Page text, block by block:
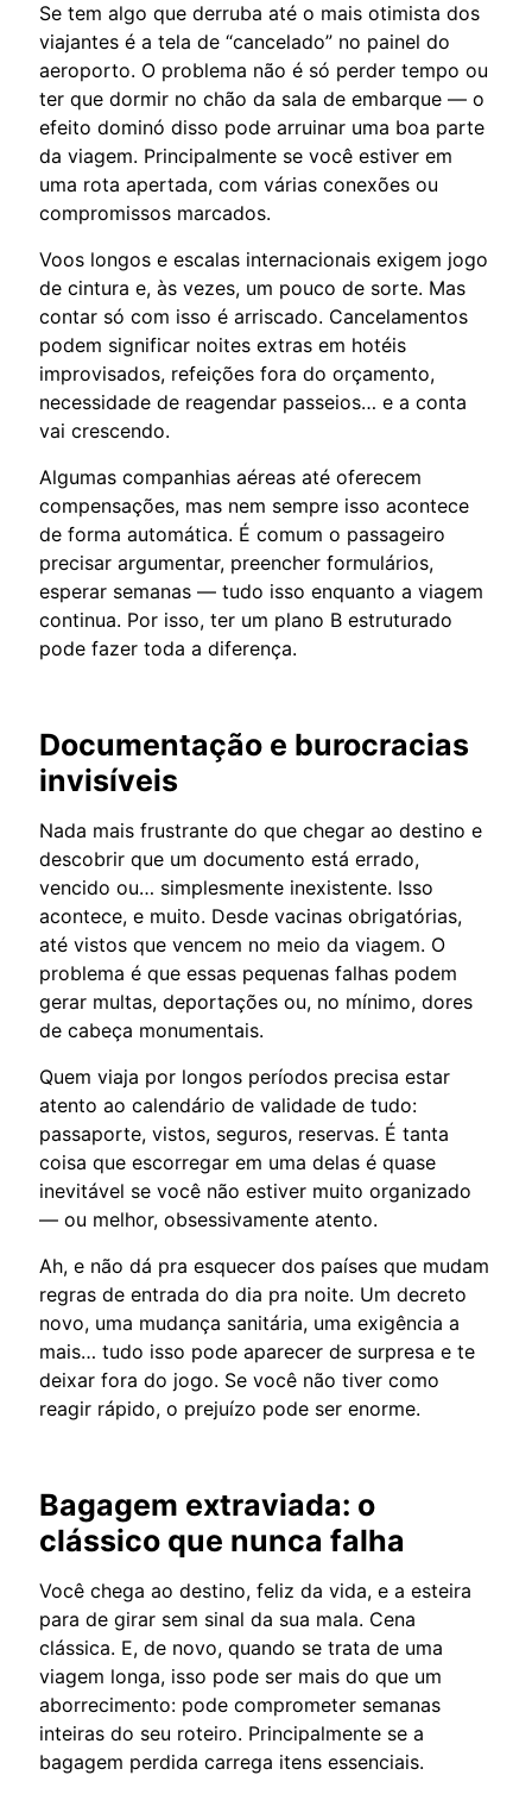
Se tem algo que derruba até o mais otimista dos
viajantes é a tela de “cancelado” no painel do
aeroporto. O problema não é só perder tempo ou
ter que dormir no chão da sala de embarque — o
efeito dominó disso pode arruinar uma boa parte
da viagem. Principalmente se você estiver em
uma rota apertada, com várias conexões ou
compromissos marcados.
Voos longos e escalas internacionais exigem jogo
de cintura e, às vezes, um pouco de sorte. Mas
contar só com isso é arriscado. Cancelamentos
podem significar noites extras em hotéis
improvisados, refeições fora do orçamento,
necessidade de reagendar passeios… e a conta
vai crescendo.
Algumas companhias aéreas até oferecem
compensações, mas nem sempre isso acontece
de forma automática. É comum o passageiro
precisar argumentar, preencher formulários,
esperar semanas — tudo isso enquanto a viagem
continua. Por isso, ter um plano B estruturado
pode fazer toda a diferença.
Documentação e burocracias
invisíveis
Nada mais frustrante do que chegar ao destino e
descobrir que um documento está errado,
vencido ou… simplesmente inexistente. Isso
acontece, e muito. Desde vacinas obrigatórias,
até vistos que vencem no meio da viagem. O
problema é que essas pequenas falhas podem
gerar multas, deportações ou, no mínimo, dores
de cabeça monumentais.
Quem viaja por longos períodos precisa estar
atento ao calendário de validade de tudo:
passaporte, vistos, seguros, reservas. É tanta
coisa que escorregar em uma delas é quase
inevitável se você não estiver muito organizado
— ou melhor, obsessivamente atento.
Ah, e não dá pra esquecer dos países que mudam
regras de entrada do dia pra noite. Um decreto
novo, uma mudança sanitária, uma exigência a
mais… tudo isso pode aparecer de surpresa e te
deixar fora do jogo. Se você não tiver como
reagir rápido, o prejuízo pode ser enorme.
Bagagem extraviada: o
clássico que nunca falha
Você chega ao destino, feliz da vida, e a esteira
para de girar sem sinal da sua mala. Cena
clássica. E, de novo, quando se trata de uma
viagem longa, isso pode ser mais do que um
aborrecimento: pode comprometer semanas
inteiras do seu roteiro. Principalmente se a
bagagem perdida carrega itens essenciais.